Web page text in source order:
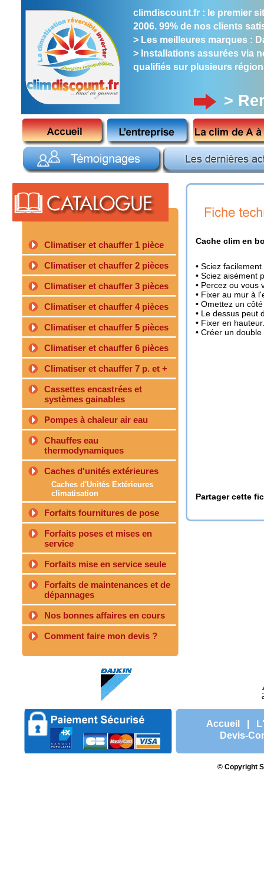
climdiscount.fr : le premier
2006. 99% de nos clients
> Les meilleures marques :
> Installations assurées via
qualifiés sur plusieurs
>
Climatiser et chauffer 1 pièce
Climatiser et chauffer 2 pièces
Climatiser et chauffer 3 pièces
Climatiser et chauffer 4 pièces
Climatiser et chauffer 5 pièces
Climatiser et chauffer 6 pièces
Climatiser et chauffer 7 p. et +
Cassettes encastrées et
systèmes gainables
Pompes à chaleur air eau
Chauffes eau
thermodynamiques
Caches d'unités extérieures
Caches d'Unités Extérieures
climatisation
Forfaits fournitures de pose
Forfaits poses et mises en
service
Forfaits mise en service seule
Forfaits de maintenances et de
dépannages
Nos bonnes affaires en cours
Comment faire mon devis ?
Cache clim en
• Sciez
• Sciez aisément
• Percez ou vous
• Fixer au mur à
• Omettez un
• Le dessus peut
• Fixer en hauteur.
• Créer un
Partager cette
Accueil
Devis-
© Copyright